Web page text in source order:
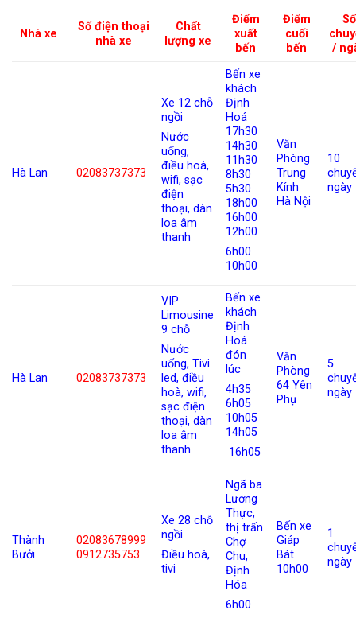
Nhà xe
Số điện thoại
nhà xe
Chất
lượng xe
Điểm
xuất
bến
Điểm
cuối
bến
Số
/
Hà Lan 02083737373
Xe 12 chỗ
ngồi
Nước
uống,
điều hoà,
wifi, sạc
điện
thoại, dàn
loa âm
thanh
Bến xe
khách
Định
Hoá
17h30
14h30
11h30
8h30
5h30
18h00
16h00
12h00
6h00
10h00
Văn
Phòng
Trung
Kính
Hà Nội
10
ngày
Hà Lan 02083737373
VIP
Limousine
9 chỗ
Nước
uống, Tivi
led, điều
hoà, wifi,
sạc điện
thoại, dàn
loa âm
thanh
Bến xe
khách
Định
Hoá
đón
lúc
4h35
6h05
10h05
14h05
16h05
Văn
Phòng
64 Yên
Phụ
5
ngày
Thành
Bưởi
02083678999
0912735753
Xe 28 chỗ
ngồi
Điều hoà,
tivi
Ngã ba
Lương
Thực,
thị trấn
Chợ
Chu,
Định
Hóa
6h00
Bến xe
Giáp
Bát
10h00
1
ngày